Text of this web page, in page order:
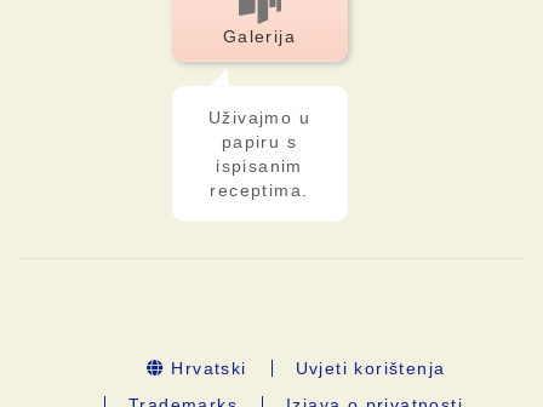
Galerija
Uživajmo u
papiru s
ispisanim
receptima.
Hrvatski
Uvjeti korištenja